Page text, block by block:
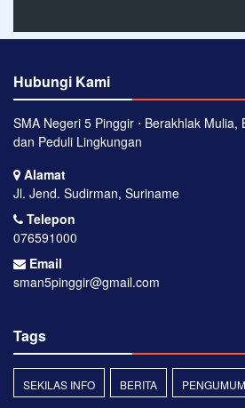
Hubungi Kami
SMA Negeri 5 Pinggir ⋅ Berakhlak Mulia,
dan Peduli Lingkungan
Alamat
Jl. Jend. Sudirman, Suriname
Telepon
076591000
Email
sman5pinggir@gmail.com
Tags
SEKILAS INFO BERITA